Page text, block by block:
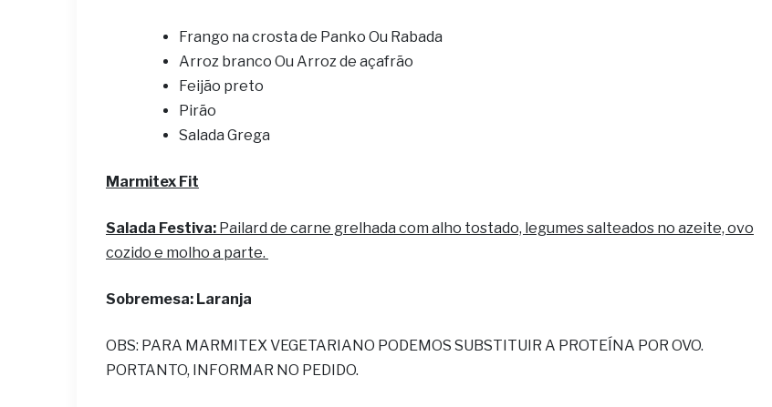
Frango na crosta de Panko Ou Rabada
Arroz branco Ou Arroz de açafrão
Feijão preto
Pirão
Salada Grega
Marmitex Fit
Salada Festiva: Pailard de carne grelhada com alho tostado, legumes salteados no azeite, ovo
cozido e molho a parte.
Sobremesa: Laranja
OBS: PARA MARMITEX VEGETARIANO PODEMOS SUBSTITUIR A PROTEÍNA POR OVO.
PORTANTO, INFORMAR NO PEDIDO.